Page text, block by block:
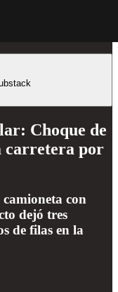
Choque de
carretera por
con
dejó tres
de filas en la